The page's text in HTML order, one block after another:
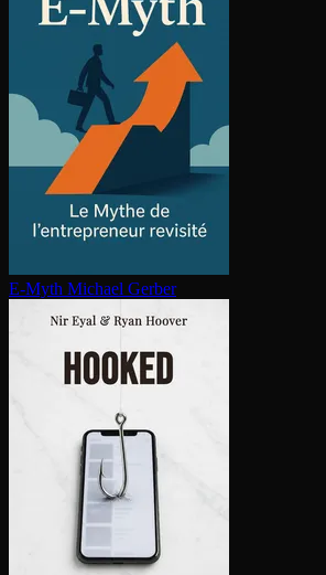
E-Myth Michael Gerber